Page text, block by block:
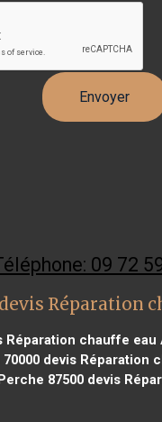
09 72
Réparation
Réparation chauffe eau
devis Réparation
87500devis